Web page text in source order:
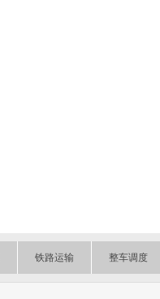
铁路运输 整车调度